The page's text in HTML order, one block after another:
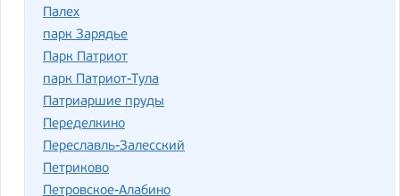
Палех
парк Зарядье
Парк Патриот
парк Патриот-Тула
Патриаршие пруды
Переделкино
Переславль-Залесский
Петриково
Петровское-Алабино